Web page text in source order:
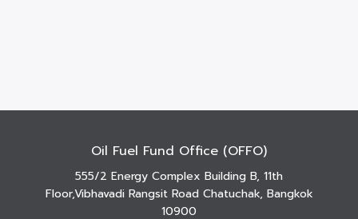
Oil Fuel Fund Office (OFFO)
555/2 Energy Complex Building B, 11th
Floor,Vibhavadi Rangsit Road Chatuchak, Bangkok
10900